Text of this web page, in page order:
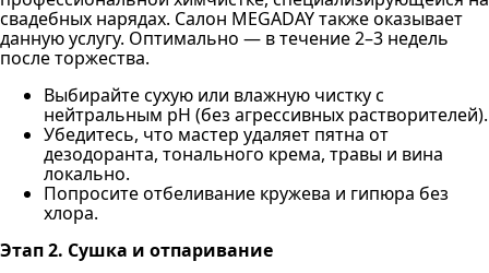
свадебных нарядах. Салон MEGADAY также оказывает
данную услугу. Оптимально — в течение 2–3 недель
после торжества.
Выбирайте сухую или влажную чистку с
нейтральным pH (без агрессивных растворителей).
Убедитесь, что мастер удаляет пятна от
дезодоранта, тонального крема, травы и вина
локально.
Попросите отбеливание кружева и гипюра без
хлора.
Этап 2. Сушка и отпаривание